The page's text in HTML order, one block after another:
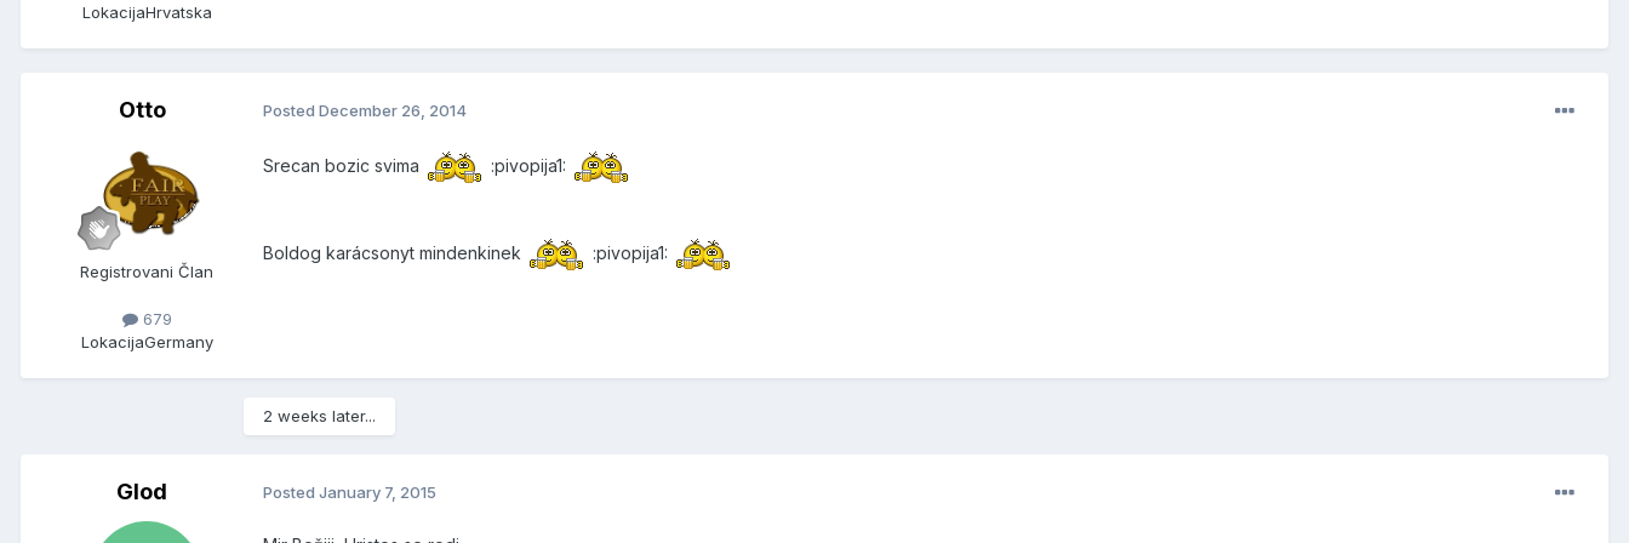
LokacijaHrvatska
Otto
Registrovani Član
679
LokacijaGermany
Posted December 26, 2014
Srecan bozic svima :pivopija1:
Boldog karácsonyt mindenkinek :pivopija1:
2 weeks later...
Glod Posted January 7, 2015